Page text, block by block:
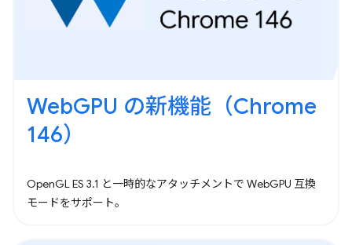
WebGPU の新機能（Chrome
146）
OpenGL ES 3.1 と一時的なアタッチメントで WebGPU 互換
モードをサポート。